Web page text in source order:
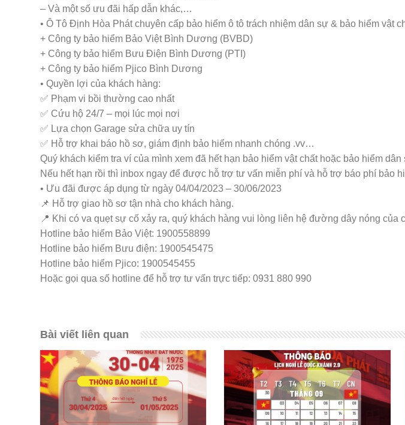
– Và một số ưu đãi hấp dẫn khác,…
• Ô Tô Định Hòa Phát chuyên cấp bảo hiểm ô tô trách nhiệm dân sự & bảo hiểm vật
+ Công ty bảo hiểm Bảo Việt Bình Dương (BVBD)
+ Công ty bảo hiểm Bưu Điện Bình Dương (PTI)
+ Công ty bảo hiểm Pjico Bình Dương
• Quyền lợi của khách hàng:
✅ Phạm vi bồi thường cao nhất
✅ Cứu hộ 24/7 – mọi lúc mọi nơi
✅ Lựa chọn Garage sửa chữa uy tín
✅ Hỗ trợ khai báo hồ sơ, giám định bảo hiểm nhanh chóng .vv…
Quý khách kiểm tra ví của mình xem đã hết hạn bảo hiểm vật chất hoặc bảo hiểm
Nếu hết hạn rồi thì inbox ngay để được hỗ trợ tư vấn miễn phí và hỗ trợ báo phí bảo
• Ưu đãi được áp dụng từ ngày 04/04/2023 – 30/06/2023
📌 Hỗ trợ giao hồ sơ tận nhà cho khách hàng.
📍 Khi có va quẹt sự cố xảy ra, quý khách hàng vui lòng liên hệ đường dây nóng của
Hotline bảo hiểm Bảo Việt: 1900558899
Hotline bảo hiểm Bưu điện: 1900545475
Hotline bảo hiểm Pjico: 1900545455
Hoặc gọi qua số hotline để hỗ trợ tư vấn trực tiếp: 0931 880 990
Bài viết liên quan